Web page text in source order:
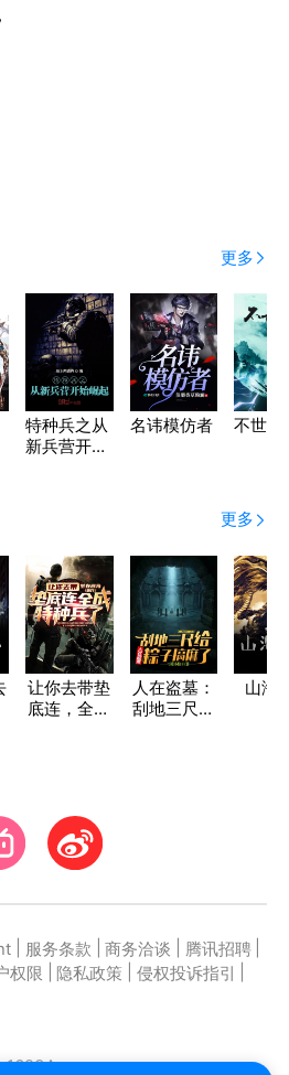
更多
特种兵之从
新兵营开始
名讳模仿者 不世妖
更多
让你去带垫
底连，全成
人在盗墓：
刮地三尺给
山海
服务条款 商务洽谈 腾讯招聘
权限 隐私政策 侵权投诉指引
1623A